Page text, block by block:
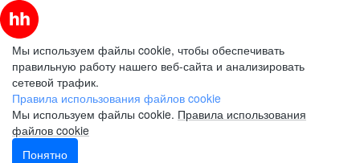
Мы используем файлы cookie, чтобы обеспечивать
правильную работу нашего веб-сайта и анализировать
сетевой трафик.
Правила использования файлов cookie
Мы используем файлы cookie. Правила использования
файлов cookie
Понятно